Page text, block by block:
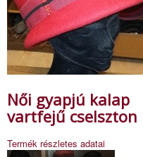
Női gyapjú kalap
vartfejű cselszton
Termék részletes adatai